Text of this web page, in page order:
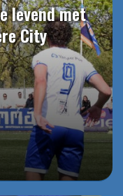
levend met
City